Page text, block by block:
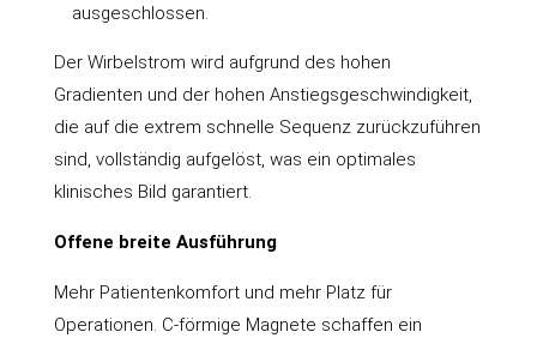
ausgeschlossen.
Der Wirbelstrom wird aufgrund des hohen
Gradienten und der hohen Anstiegsgeschwindigkeit,
die auf die extrem schnelle Sequenz zurückzuführen
sind, vollständig aufgelöst, was ein optimales
klinisches Bild garantiert.
Offene breite Ausführung
Mehr Patientenkomfort und mehr Platz für
Operationen. C-förmige Magnete schaffen ein